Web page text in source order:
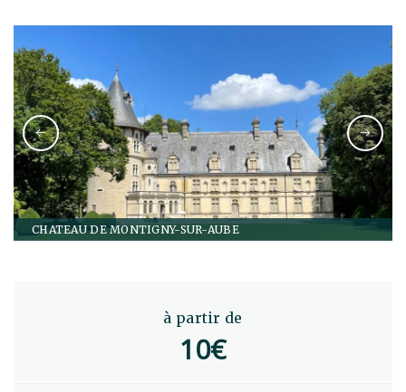
CHATEAU DE MONTIGNY-SUR-AUBE
à partir de
10€